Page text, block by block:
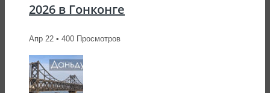
2026 в Гонконге
Апр 22 • 400 Просмотров